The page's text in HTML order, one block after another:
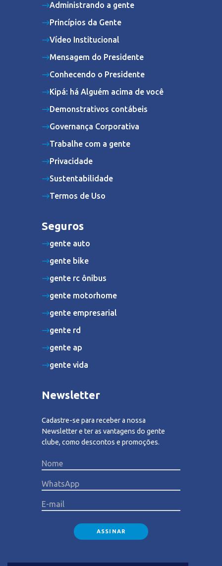
Administrando a gente
Princípios da Gente
Vídeo Institucional
Mensagem do Presidente
Conhecendo o Presidente
Kipá: há Alguém acima de você
Demonstrativos contábeis
Governança Corporativa
Trabalhe com a gente
Privacidade
Sustentabilidade
Termos de Uso
Seguros
gente auto
gente bike
gente rc ônibus
gente motorhome
gente empresarial
gente rd
gente ap
gente vida
Newsletter
Cadastre-se para receber a nossa
Newsletter e ter as vantagens do gente
clube, como descontos e promoções.